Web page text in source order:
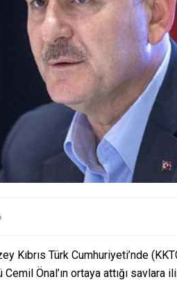
Kıbrıs Türk Cumhuriyeti’nde
Önal’ın ortaya attığı savlara